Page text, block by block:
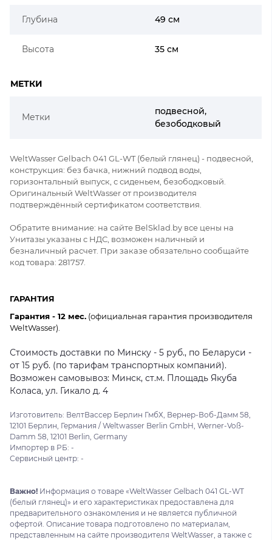
Глубина 49 см
Высота 35 см
МЕТКИ
Метки
подвесной,
безободковый
WeltWasser Gelbach 041 GL-WT (белый глянец) - подвесной,
конструкция: без бачка, нижний подвод воды,
горизонтальный выпуск, с сиденьем, безободковый.
Оригинальный WeltWasser от производителя
подтверждённый сертификатом соответствия.
Обратите внимание: на сайте BelSklad.by все цены на
Унитазы указаны с НДС, возможен наличный и
безналичный расчет. При заказе обязательно сообщайте
код товара: 281757.
ГАРАНТИЯ
Гарантия - 12 мес. (официальная гарантия производителя
WeltWasser).
Стоимость доставки по Минску - 5 руб., по Беларуси -
от 15 руб. (по тарифам транспортных компаний).
Возможен самовывоз: Минск, ст.м. Площадь Якуба
Коласа, ул. Гикало д. 4
Изготовитель: ВелтВассер Берлин ГмбХ, Вернер-Воб-Дамм 58,
12101 Берлин, Германия / Weltwasser Berlin GmbH, Werner-Voß-
Damm 58, 12101 Berlin, Germany
Импортер в РБ: -
Сервисный центр: -
Важно! Информация о товаре «WeltWasser Gelbach 041 GL-WT
(белый глянец)» и его характеристиках предоставлена для
предварительного ознакомления и не является публичной
офертой. Описание товара подготовлено по материалам,
представленным на сайте производителя WeltWasser, а также с